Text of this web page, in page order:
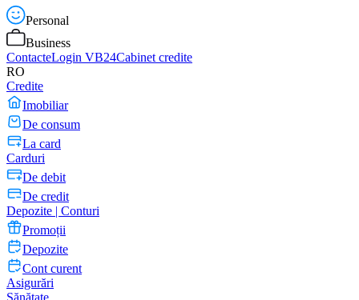
Personal
Business
ContacteLogin VB24Cabinet credite
RO
Credite
Imobiliar
De consum
La card
Carduri
De debit
De credit
Depozite | Conturi
Promoții
Depozite
Cont curent
Asigurări
Sănătate